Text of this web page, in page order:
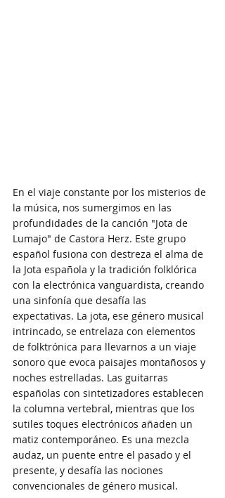
En el viaje constante por los misterios de
la música, nos sumergimos en las
profundidades de la canción "Jota de
Lumajo" de Castora Herz. Este grupo
español fusiona con destreza el alma de
la Jota española y la tradición folklórica
con la electrónica vanguardista, creando
una sinfonía que desafía las
expectativas. La jota, ese género musical
intrincado, se entrelaza con elementos
de folktrónica para llevarnos a un viaje
sonoro que evoca paisajes montañosos y
noches estrelladas. Las guitarras
españolas con sintetizadores establecen
la columna vertebral, mientras que los
sutiles toques electrónicos añaden un
matiz contemporáneo. Es una mezcla
audaz, un puente entre el pasado y el
presente, y desafía las nociones
convencionales de género musical.